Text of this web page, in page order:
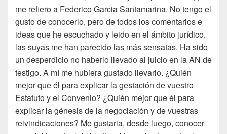
me refiero a Federico Garcia Santamarina. No tengo el
gusto de conocerlo, pero de todos los comentarios e
ideas que he escuchado y leido en el ámbito jurídico,
las suyas me han parecido las más sensatas. Ha sido
un desperdicio no haberlo llevado al juicio en la AN de
testigo. A mí me hubiera gustado llevarlo. ¿Quién
mejor que él para explicar la gestación de vuestro
Estatuto y el Convenio? ¿Quién mejor que él para
explicar la génesis de la negociación y de vuestras
reivindicaciones? Me gustaria, desde luego, conocer